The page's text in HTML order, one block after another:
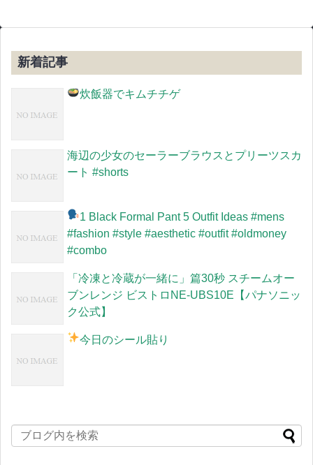
新着記事
炊飯器でキムチチゲ
海辺の少女のセーラーブラウスとプリーツスカ
ート #shorts
1 Black Formal Pant 5 Outfit Ideas #mens
#fashion #style #aesthetic #outfit #oldmoney
#combo
「冷凍と冷蔵が一緒に」篇30秒 スチームオー
ブンレンジ ビストロNE-UBS10E【パナソニッ
ク公式】
今日のシール貼り